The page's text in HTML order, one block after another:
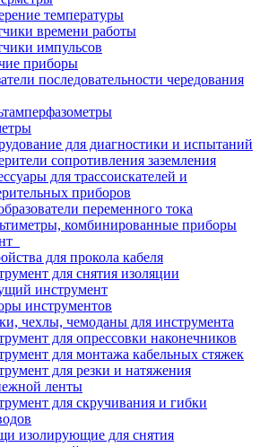
температуры
времени работы
импульсов
приборы
последовательности чередования
для диагностики и испытаний
сопротивления заземления
для трассоискателей и
приборов
переменного тока
комбинированные приборы
для прокола кабеля
для снятия изоляции
инструмент
инструментов
чехлы, чемоданы для инструмента
для опрессовки наконечников
для монтажа кабельных стяжек
для резки и натяжения
ленты
для скручивания и гибки
изолирующие для снятия